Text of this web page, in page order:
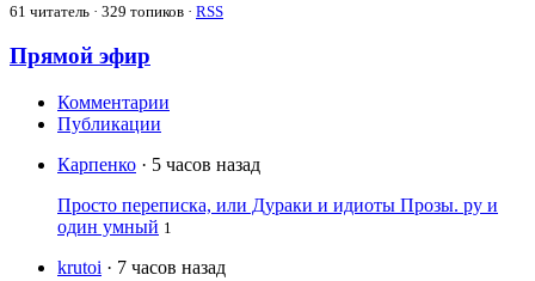
61 читатель · 329 топиков · RSS
Прямой эфир
Комментарии
Публикации
Карпенко · 5 часов назад
Просто переписка, или Дураки и идиоты Прозы. ру и
один умный 1
krutoi · 7 часов назад